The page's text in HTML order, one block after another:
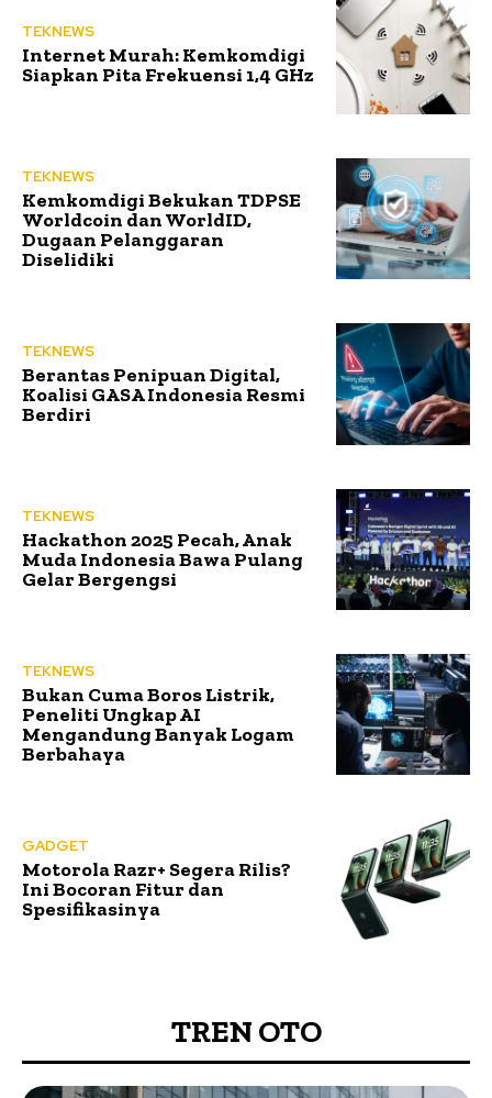
TEKNEWS
Internet Murah: Kemkomdigi
Siapkan Pita Frekuensi 1,4 GHz
TEKNEWS
Kemkomdigi Bekukan TDPSE
Worldcoin dan WorldID,
Dugaan Pelanggaran
Diselidiki
TEKNEWS
Berantas Penipuan Digital,
Koalisi GASA Indonesia Resmi
Berdiri
TEKNEWS
Hackathon 2025 Pecah, Anak
Muda Indonesia Bawa Pulang
Gelar Bergengsi
TEKNEWS
Bukan Cuma Boros Listrik,
Peneliti Ungkap AI
Mengandung Banyak Logam
Berbahaya
GADGET
Motorola Razr+ Segera Rilis?
Ini Bocoran Fitur dan
Spesifikasinya
TREN OTO